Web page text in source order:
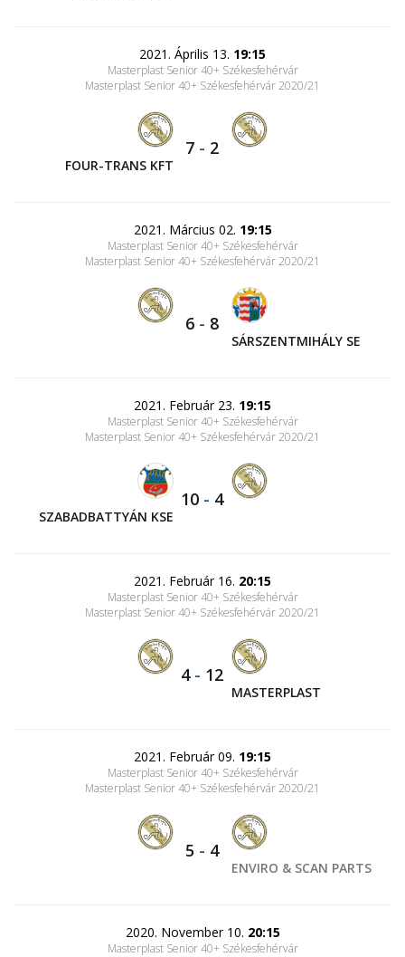
2021. Április 13. 19:15
Masterplast Senior 40+ Székesfehérvár
Masterplast Senior 40+ Székesfehérvár 2020/21
FOUR-TRANS KFT
7 - 2
2021. Március 02. 19:15
Masterplast Senior 40+ Székesfehérvár
Masterplast Senior 40+ Székesfehérvár 2020/21
6 - 8
SÁRSZENTMIHÁLY SE
2021. Február 23. 19:15
Masterplast Senior 40+ Székesfehérvár
Masterplast Senior 40+ Székesfehérvár 2020/21
SZABADBATTYÁN KSE
10 - 4
2021. Február 16. 20:15
Masterplast Senior 40+ Székesfehérvár
Masterplast Senior 40+ Székesfehérvár 2020/21
4- 12
MASTERPLAST
2021. Február 09. 19:15
Masterplast Senior 40+ Székesfehérvár
Masterplast Senior 40+ Székesfehérvár 2020/21
5 - 4
ENVIRO & SCAN PARTS
2020. November 10. 20:15
Masterplast Senior 40+ Székesfehérvár